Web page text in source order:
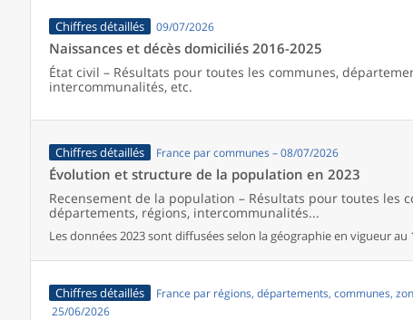
Chiffres détaillés 09/07/2026
Naissances et décès domiciliés 2016-2025
État civil – Résultats pour toutes les communes,
intercommunalités, etc.
Chiffres détaillés France par communes – 08/07/2026
Évolution et structure de la population en 2023
Recensement de la population – Résultats pour toutes les
départements, régions, intercommunalités...
Les données 2023 sont diffusées selon la géographie en vigueur au
Chiffres détaillés
France par régions, départements, communes,
25/06/2026